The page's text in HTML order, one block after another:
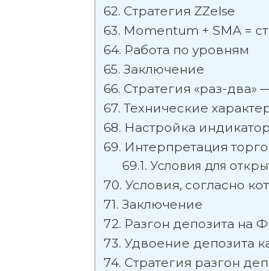
Стратегия ZZelse
Momentum + SMA =
Работа по уровням
Заключение
Стратегия «раз-
Технические
Настройка
Интерпретация
Условия для
Условия, согласно
Заключение
Разгон депозита на
Удвоение депозита
Стратегия разгон